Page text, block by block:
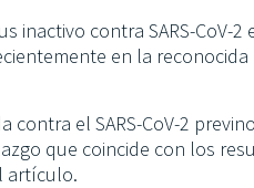
inactivo contra SARS-CoV-2
en la reconocida
el SARS-CoV-2
que coincide con los
artículo.